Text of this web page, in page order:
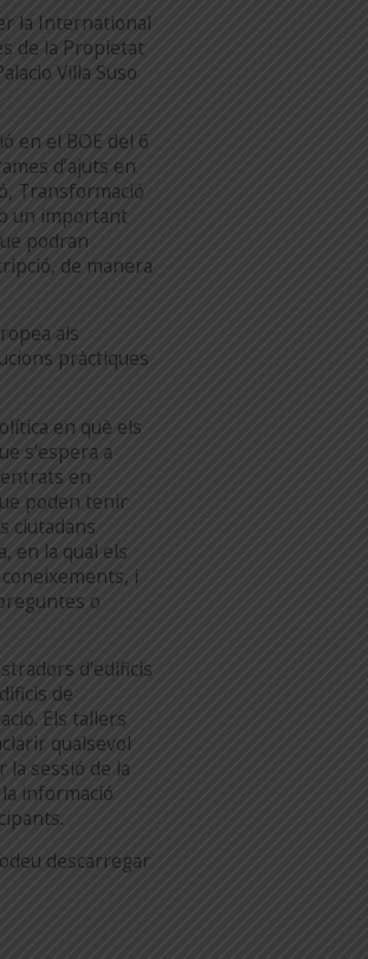
la International
de la Propietat
Villa Suso
en el BOE del 6
d’ajuts en
Transformació
un important
podran
de manera
als
pràctiques
en què els
s’espera a
en
poden tenir
ciutadans
en la qual els
i
o
d’edificis
de
Els tallers
qualsevol
sessió de la
informació
descarregar